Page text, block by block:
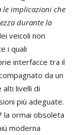
implicazioni che
durante la
veicoli non
i quali
interfacce tra il
da un
livelli di
più adeguate.
la ormai obsoleta
moderna